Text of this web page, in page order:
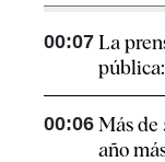
00:07 La
00:06 Más de
año